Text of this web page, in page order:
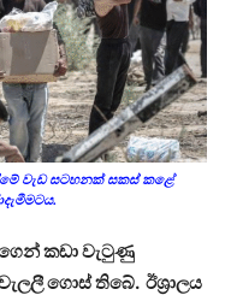
වැඩ සටහනක් සකස් කළේ
කඩා වැටුණු
ගොස් තිබේ. ඊශ්‍රාලය